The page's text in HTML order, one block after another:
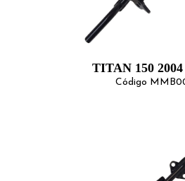
TITAN 150 2004
Código